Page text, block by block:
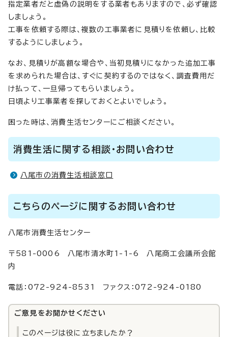
指定業者だと虚偽の説明をする業者もありますので、必ず確認
しましょう。
工事を依頼する際は、複数の工事業者に見積りを依頼し、比較
するようにしましょう。
なお、見積りが高額な場合や、当初見積りになかった追加工事
を求められた場合は、すぐに契約するのではなく、調査費用だ
け払って、一旦帰ってもらいましょう。
日頃より工事業者を探しておくとよいでしょう。
困った時は、消費生活センターにご相談ください。
消費生活に関する相談・お問い合わせ
八尾市の消費生活相談窓口
こちらのページに関するお問い合わせ
八尾市消費生活センター
〒581-0006 八尾市清水町1-1-6 八尾商工会議所会館
内
電話：072-924-8531 ファクス：072-924-0180
ご意見をお聞かせください
このページは役に立ちましたか？